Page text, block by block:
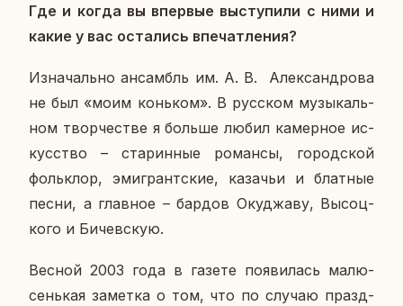
Где и когда вы впер­вые вы­сту­пи­ли с ними и
какие у вас оста­лись впе­чат­ле­ния?
Из­на­чаль­но ан­самбль им. А. В. Алек­сан­дро­ва
не был «моим конь­ком». В рус­ском му­зы­каль­
ном твор­че­стве я больше любил ка­мер­ное ис­
кус­ство – ста­рин­ные ро­ман­сы, го­род­ской
фольк­лор, эми­грант­ские, ка­за­чьи и блат­ные
песни, а глав­ное – бардов Окуд­жа­ву, Вы­соц­
ко­го и Би­чев­скую.
Весной 2003 года в газете по­яви­лась ма­лю­
сень­кая за­мет­ка о том, что по случаю празд­